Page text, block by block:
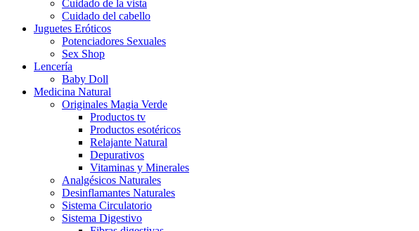
Cuidado de la vista
Cuidado del cabello
Juguetes Eróticos
Potenciadores Sexuales
Sex Shop
Lencería
Baby Doll
Medicina Natural
Originales Magia Verde
Productos tv
Productos esotéricos
Relajante Natural
Depurativos
Vitaminas y Minerales
Analgésicos Naturales
Desinflamantes Naturales
Sistema Circulatorio
Sistema Digestivo